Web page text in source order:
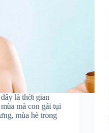
là thời gian
mà con gái tụi
mùa hè trong